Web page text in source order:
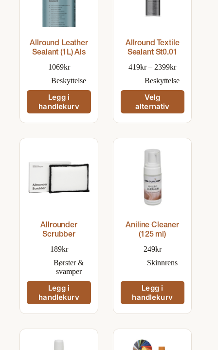
Allround Leather
Sealant (1L) Als
1069kr
Beskyttelse
Legg i
handlekurv
Allround Textile
Sealant St0.01
419kr – 2399krPrisområde:
til
2399kr
Beskyttelse
Velg
alternativ
Dette
produktet
har
Alternativene
velges
produktsiden
Allrounder
Scrubber
189kr
Børster &
svamper
Legg i
handlekurv
Aniline Cleaner
(125 ml)
249kr
Skinnrens
Legg i
handlekurv